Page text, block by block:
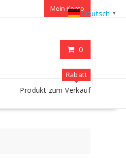
Mein Konto
0
Rabatt
Produkt zum Verkauf
Deutsch ▼